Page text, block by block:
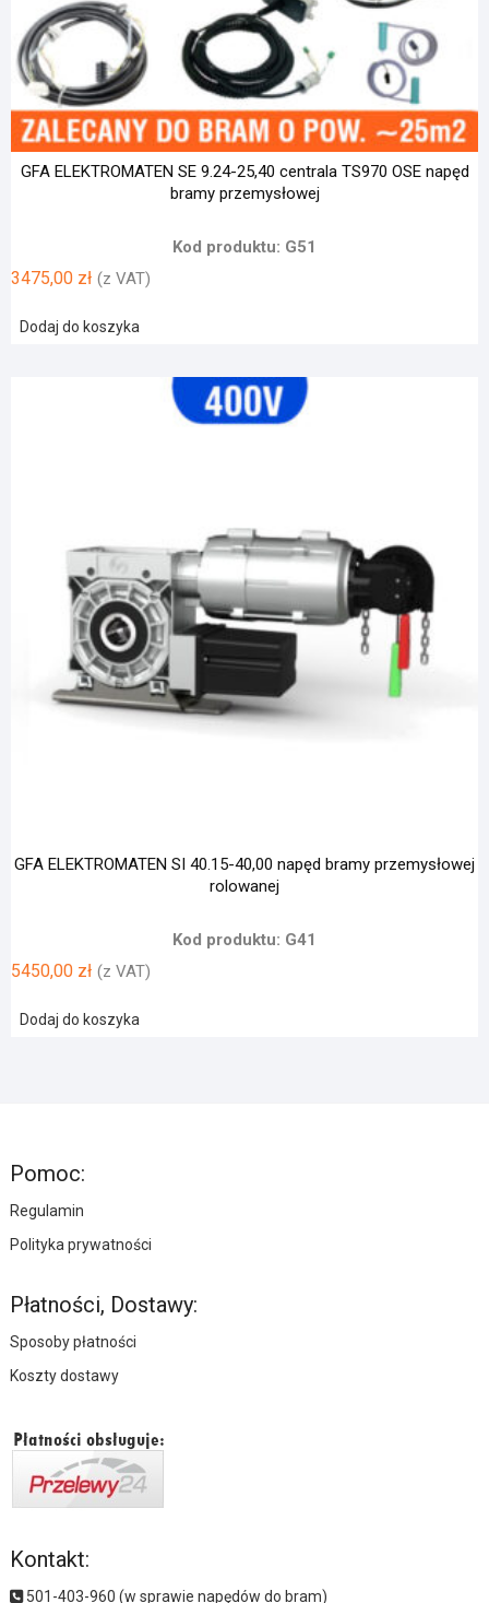
GFA ELEKTROMATEN SE 9.24-25,40 centrala TS970 OSE napęd
bramy przemysłowej
Kod produktu: G51
3475,00 zł (z VAT)
Dodaj do koszyka
GFA ELEKTROMATEN SI 40.15-40,00 napęd bramy przemysłowej
rolowanej
Kod produktu: G41
5450,00 zł (z VAT)
Dodaj do koszyka
Pomoc:
Regulamin
Polityka prywatności
Płatności, Dostawy:
Sposoby płatności
Koszty dostawy
Kontakt:
501-403-960 (w sprawie napędów do bram)